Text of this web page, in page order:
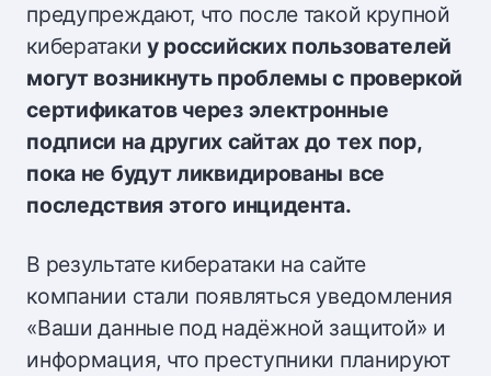
предупреждают, что после такой крупной
кибератаки у российских пользователей
могут возникнуть проблемы с проверкой
сертификатов через электронные
подписи на других сайтах до тех пор,
пока не будут ликвидированы все
последствия этого инцидента.
В результате кибератаки на сайте
компании стали появляться уведомления
«Ваши данные под надёжной защитой» и
информация, что преступники планируют